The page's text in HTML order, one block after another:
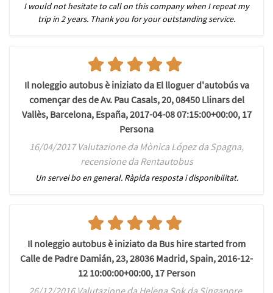
I would not hesitate to call on this company when I repeat my
trip in 2 years. Thank you for your outstanding service.
Il noleggio autobus è iniziato da El lloguer d'autobús va
començar des de Av. Pau Casals, 20, 08450 Llinars del
Vallès, Barcelona, España, 2017-04-08 07:15:00+00:00, 17
Persona
16/04/2017 Valutazione da Mònica López da Spagna,
recensione da Rentautobus
Un servei bo en general. Ràpida resposta i disponibilitat.
Il noleggio autobus è iniziato da Bus hire started from
Calle de Padre Damián, 23, 28036 Madrid, Spain, 2016-12-
12 10:00:00+00:00, 17 Person